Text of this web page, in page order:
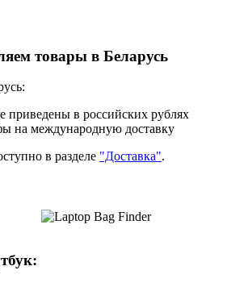
товары в Беларусь
приведены в российских рублях
на международную доставку
в разделе "Доставка".